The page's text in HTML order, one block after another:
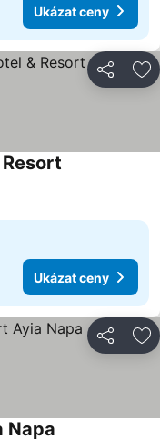
Ukázat ceny
Sdílet
Ukázat ceny
Sdílet
Napa